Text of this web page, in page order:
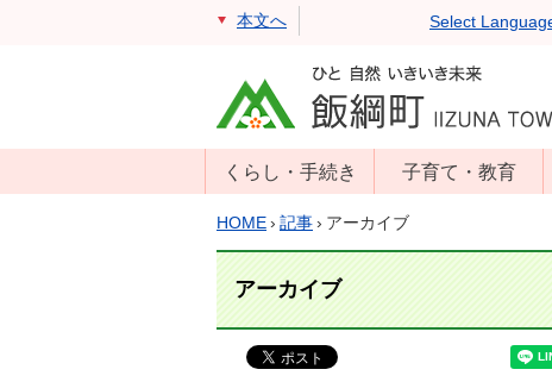
本文へ Select
くらし・手続き
戸籍・住民票・
住民登録
マイナンバー
子育て・教育
年齢別子育て情
HOME› 記事› アーカイブ
アーカイブ